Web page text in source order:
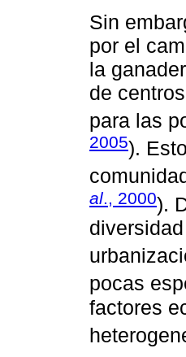
Sin
por el
la
de
para las
2005).
al., 2000).
pocas
factores